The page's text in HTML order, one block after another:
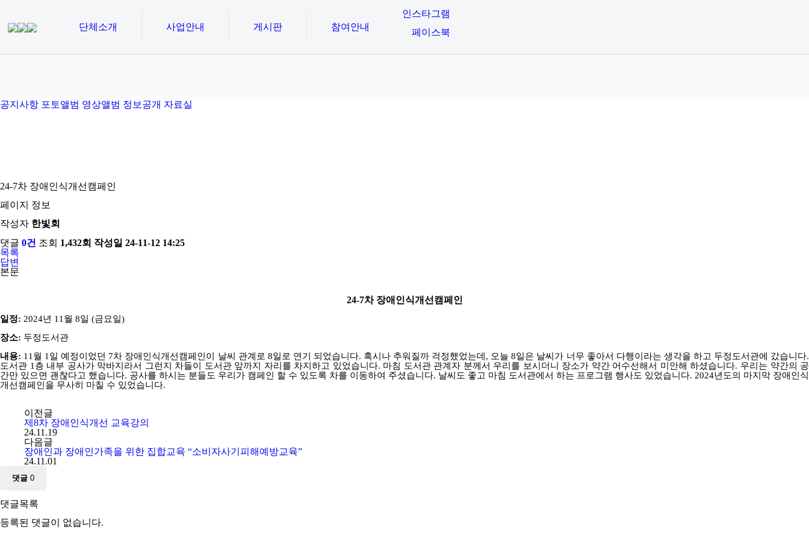
단체소개 사업안내 게시판 참여안내
인스타그램
페이스북
공지사항 포토앨범 영상앨범 정보공개 자료실
24-7차 장애인식개선캠페인
페이지 정보
작성자 한빛회
댓글 0건 조회 1,432회 작성일 24-11-12 14:25
목록
답변
본문
24-7차 장애인식개선캠페인
일정: 2024년 11 월 8일 (금요일)
장소: 두정도서관
내용: 11 월 1 일 예정이었던 7차 장애인식개선캠페인이 날씨 관계로 8일로 연기 되었습니다. 혹시나 추워질까 걱정했었는데 , 오늘8일은 날씨가 너무 좋아서 다행이라는 생각을 하고 두정도서관에 갔습니다.
도서관 1 층 내부 공사가 막바지라서 그런지 차들이 도서관 앞까지 자리를 차지하고 있었습니다. 마침 도서관 관계자 분께서 우리를 보시더니 장소가 약간 어수선해서 미안해 하셨습니다. 우리는 약간의 공
간만 있으면 괜찮다고 했습니다. 공사를 하시는 분들도 우리가 캠페인 할 수 있도록 차를 이동하여 주셨습니다. 날씨도 좋고 마침 도서관에서 하는 프로그램 행사도 있었습니다. 2024년도의 마지막 장애인식
개선캠페인을 무사히 마칠 수 있었습니다.
이전글
제8차 장애인식개선 교육강의
24.11.19
다음글
장애인과 장애인가족을 위한 집합교육 “소비자사기피해예방교육”
24.11.01
댓글 0
댓글목록
등록된 댓글이 없습니다.